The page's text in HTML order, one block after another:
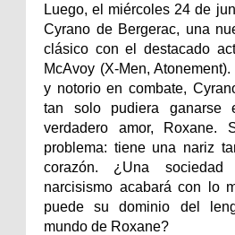
Luego, el miércoles 24 de
Cyrano de Bergerac, una
clásico con el destacado
McAvoy (X-Men,
y notorio en combate,
tan solo pudiera ganarse
verdadero amor, Roxane.
problema: tiene una nariz
corazón. ¿Una
narcisismo acabará con lo
puede su dominio del
mundo de Roxane?